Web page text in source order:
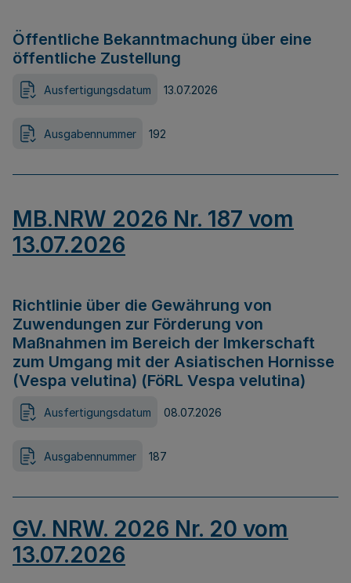
Öffentliche Bekanntmachung über eine
öffentliche Zustellung
Ausfertigungsdatum 13.07.2026
Ausgabennummer 192
MB.NRW 2026 Nr. 187 vom
13.07.2026
Richtlinie über die Gewährung von
Zuwendungen zur Förderung von
Maßnahmen im Bereich der Imkerschaft
zum Umgang mit der Asiatischen Hornisse
(Vespa velutina) (FöRL Vespa velutina)
Ausfertigungsdatum 08.07.2026
Ausgabennummer 187
GV. NRW. 2026 Nr. 20 vom
13.07.2026